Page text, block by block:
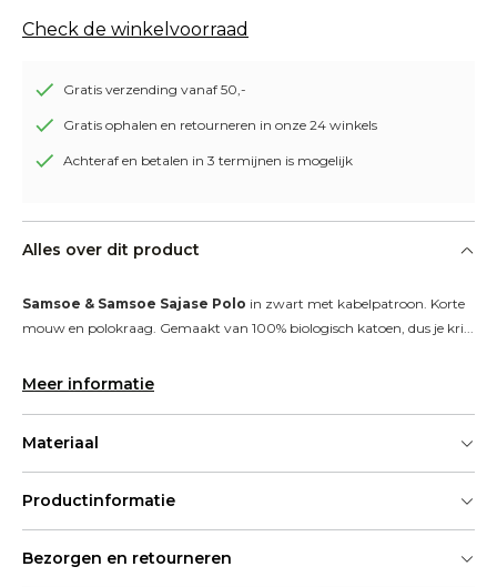
Check de winkelvoorraad
Gratis verzending vanaf 50,-
Gratis ophalen en retourneren in onze 24 winkels
Achteraf en betalen in 3 termijnen is mogelijk
Alles over dit product
Samsoe & Samsoe Sajase Polo in zwart met kabelpatroon. Korte
mouw en polokraag. Gemaakt van 100% biologisch katoen, dus je kri...
Meer informatie
Materiaal
Productinformatie
Bezorgen en retourneren